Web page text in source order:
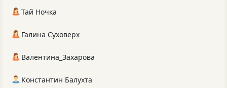
Тай Ночка
Галина Суховерх
Валентина_Захарова
Константин Балухта